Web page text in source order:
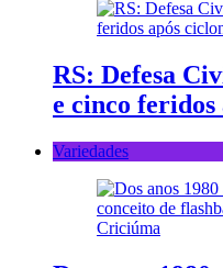
RS: Defesa
e cinco feridos
Variedades